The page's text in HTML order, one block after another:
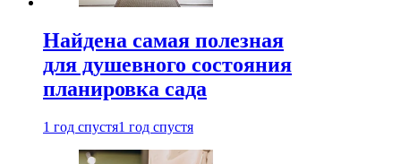
Найдена самая полезная
для душевного состояния
планировка сада
1 год спустя1 год спустя